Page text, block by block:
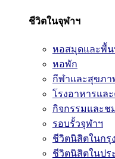
ชีวิตในจุฬาฯ
หอสมุดและพื้น
หอพัก
กีฬาและสุขภ
โรงอาหารและ
กิจกรรมและช
รอบรั้วจุฬาฯ
ชีวิตนิสิตในกรุ
ชีวิตนิสิตในปร